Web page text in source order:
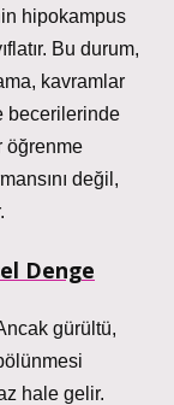
hipokampus
Bu durum,
kavramlar
becerilerinde
öğrenme
değil,
Denge
gürültü,
hale gelir.